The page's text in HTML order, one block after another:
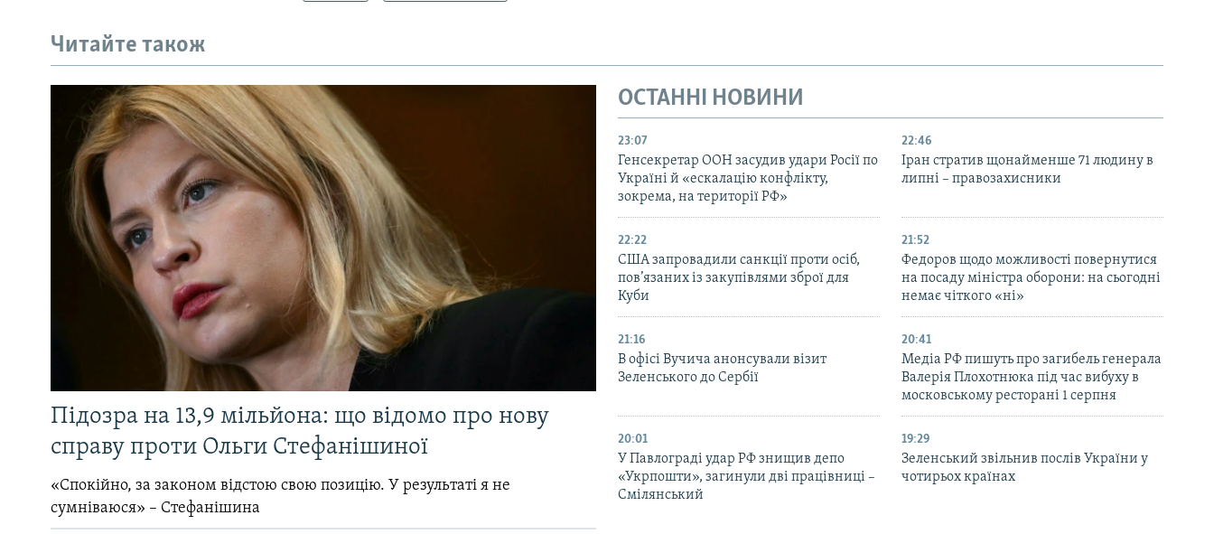
Читайте також
Підозра на 13,9 мільйона: що відомо про нову
справу проти Ольги Стефанішиної
«Спокійно, за законом відстою свою позицію. У результаті я не
сумніваюся» – Стефанішина
ОСТАННІ НОВИНИ
23:07
Генсекретар ООН засудив удари Росії по
Україні й «ескалацію конфлікту,
зокрема, на території РФ»
22:46
Іран стратив щонайменше 71 людину в
липні – правозахисники
22:22
США запровадили санкції проти осіб,
пов’язаних із закупівлями зброї для
Куби
21:52
Федоров щодо можливості повернутися
на посаду міністра оборони: на сьогодні
немає чіткого «ні»
21:16
В офісі Вучича анонсували візит
Зеленського до Сербії
20:41
Медіа РФ пишуть про загибель генерала
Валерія Плохотнюка під час вибуху в
московському ресторані 1 серпня
20:01
У Павлограді удар РФ знищив депо
«Укрпошти», загинули дві працівниці –
Смілянський
19:29
Зеленський звільнив послів України у
чотирьох країнах